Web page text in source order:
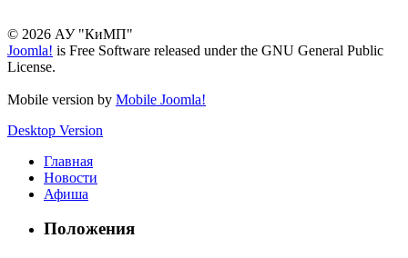
© 2026 АУ "КиМП"
Joomla! is Free Software released under the GNU General Public
License.
Mobile version by Mobile Joomla!
Desktop Version
Главная
Новости
Афиша
Положения